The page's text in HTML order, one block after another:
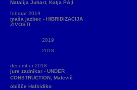
Natalija Juhart, Katja PÃ¡l
februar 2019
maša jazbec - HIBRIDIZACIJA
ŽIVOSTI
2019
2018
december 2018
jure zadnikar - UNDER
CONSTRUCTION, Malevič
obišče Halkidiko